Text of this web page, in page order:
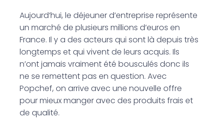
Aujourd’hui, le déjeuner d’entreprise représente
un marché de plusieurs millions d’euros en
France. Il y a des acteurs qui sont là depuis très
longtemps et qui vivent de leurs acquis. Ils
n’ont jamais vraiment été bousculés donc ils
ne se remettent pas en question. Avec
Popchef, on arrive avec une nouvelle offre
pour mieux manger avec des produits frais et
de qualité.